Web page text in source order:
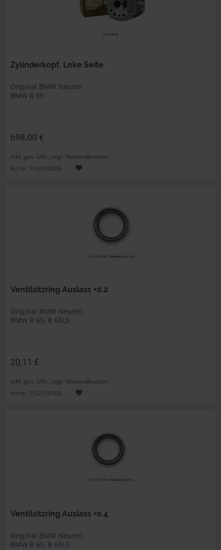
Zylinderkopf. Lnke Seite
Original BMW Neuteil
BMW R 65
698,00 €
inkl. ges. USt., zzgl. Versandkosten
Art.Nr. 11121335225
Ventilsitzring Auslass +0.2
Original BMW Neuteil
BMW R 65, R 65LS
20,11 €
inkl. ges. USt., zzgl. Versandkosten
Art.Nr. 11121337523
Ventilsitzring Auslass +0.4
Original BMW Neuteil
BMW R 65, R 65LS